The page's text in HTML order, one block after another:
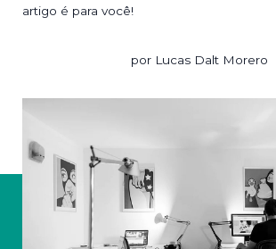
artigo é para você!
por Lucas Dalt Morero